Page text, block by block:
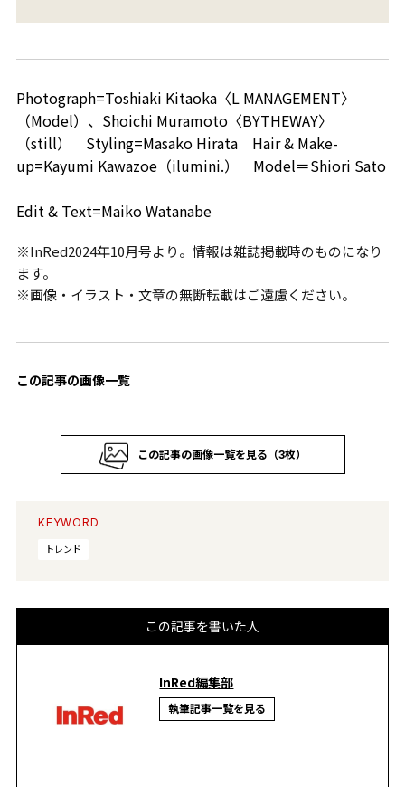
Photograph=Toshiaki Kitaoka〈L MANAGEMENT〉
（Model）、Shoichi Muramoto〈BYTHEWAY〉
（still） Styling=Masako Hirata Hair & Make-
up=Kayumi Kawazoe（ilumini.） Model＝Shiori Sato
Edit & Text=Maiko Watanabe
※InRed2024年10月号より。情報は雑誌掲載時のものになり
ます。
※画像・イラスト・文章の無断転載はご遠慮ください。
この記事の画像一覧
この記事の画像一覧を見る（3枚）
KEYWORD
トレンド
この記事を書いた人
InRed編集部
執筆記事一覧を見る